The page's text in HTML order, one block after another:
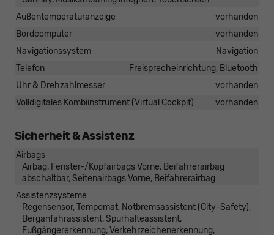
Außentemperaturanzeige
vorhanden
Bordcomputer
vorhanden
Navigationssystem
Navigation
Telefon
Freisprecheinrichtung, Bluetooth
Uhr & Drehzahlmesser
vorhanden
Volldigitales Kombiinstrument (Virtual Cockpit)
vorhanden
Sicherheit & Assistenz
Airbags
Airbag, Fenster-/Kopfairbags Vorne, Beifahrerairbag
abschaltbar, Seitenairbags Vorne, Beifahrerairbag
Assistenzsysteme
Regensensor, Tempomat, Notbremsassistent (City-Safety),
Berganfahrassistent, Spurhalteassistent,
Fußgängererkennung, Verkehrzeichenerkennung,